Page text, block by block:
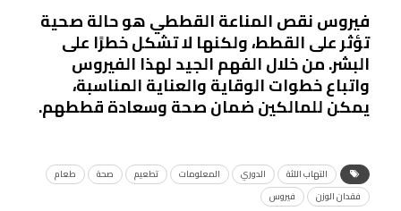
فيروس نقص المناعة القططي هو حالة صحية
تؤثر على القطط، ولكنها لا تشكل خطرًا على
البشر. من خلال الفهم الجيد لهذا الفيروس
واتباع خطوات الوقاية والعناية المناسبة،
يمكن للمالكين ضمان صحة وسعادة قططهم.
التهاب اللثة الدوري المعلومات تطعيم صحة
طعام
فقدان الوزن
فيروس